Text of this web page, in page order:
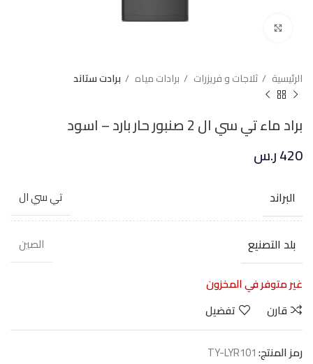
الرئيسية ثلاجات و فريزرات برادات مياه برادت ستاند
براد ماء تي سي ال 2 صنبور حار بارد – اسود
420ر.س
البراند تي سي ال
بلد التصنيع
الصين
غير متوفر في المخزون
قارن
تفضيل
رمز المنتج:TY-LYR101